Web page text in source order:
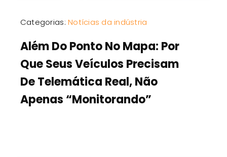
Categorias:Notícias da indústria
Além Do Ponto No Mapa: Por
Que Seus Veículos Precisam
De Telemática Real, Não
Apenas “Monitorando”